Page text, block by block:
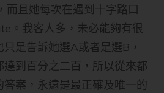
而且她每次在遇到十字路口
。我客人多，未必能夠有很
是告訴她選A或者是選B，
到百分之二百，所以從來都
案，永遠是最正確及唯一的